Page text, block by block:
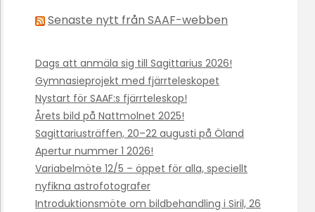
Senaste nytt från SAAF-webben
Dags att anmäla sig till Sagittarius 2026!
Gymnasieprojekt med fjärrteleskopet
Nystart för SAAF:s fjärrteleskop!
Årets bild på Nattmolnet 2025!
Sagittariusträffen, 20–22 augusti på Öland
Apertur nummer 1 2026!
Variabelmöte 12/5 – öppet för alla, speciellt
nyfikna astrofotografer
Introduktionsmöte om bildbehandling i Siril, 26